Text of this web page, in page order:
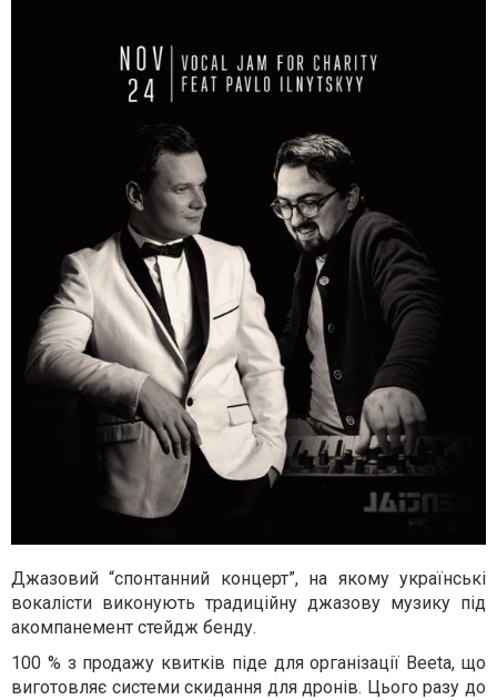
Джазовий “спонтанний концерт”, на якому українські
вокалісти виконують традиційну джазову музику під
акомпанемент стейдж бенду.
100 % з продажу квитків піде для організації Beeta, що
виготовляє системи скидання для дронів. Цього разу до